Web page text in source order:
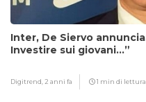
Inter, De Siervo
Investire sui giovani…”
Digitrend,2 anni fa 1 min di lettura